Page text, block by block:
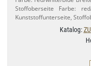
Stoffoberseite Farbe:
Kunststoffunterseite,
Katalog: